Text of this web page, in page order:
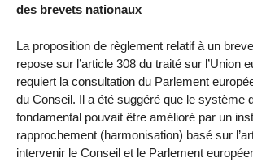
des brevets nationaux
La proposition de règlement relatif à un
repose sur l’article 308 du traité sur l’Union
requiert la consultation du Parlement
du Conseil. Il a été suggéré que le système
fondamental pouvait être amélioré par un
rapprochement (harmonisation) basé sur
intervenir le Conseil et le Parlement